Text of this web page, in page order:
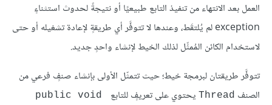
العمل بعد الانتهاء من تنفيذ التابع طبيعيًا أو نتيجةً لحدوث استثناءٍ
exception لم يُلتقَط، وعندها لا تتوفَّر أي طريقةٍ لإعادة تشغيله أو حتى
لاستخدام الكائن المُمثِّل لذلك الخيط لإنشاء واحدٍ جديد.
تتوفَّر طريقتان لبرمجة خيط؛ حيث تتمثّل الأولى بإنشاء صنفٍ فرعي من
الصنف Thread يحتوي على تعريفٍ للتابع
public void